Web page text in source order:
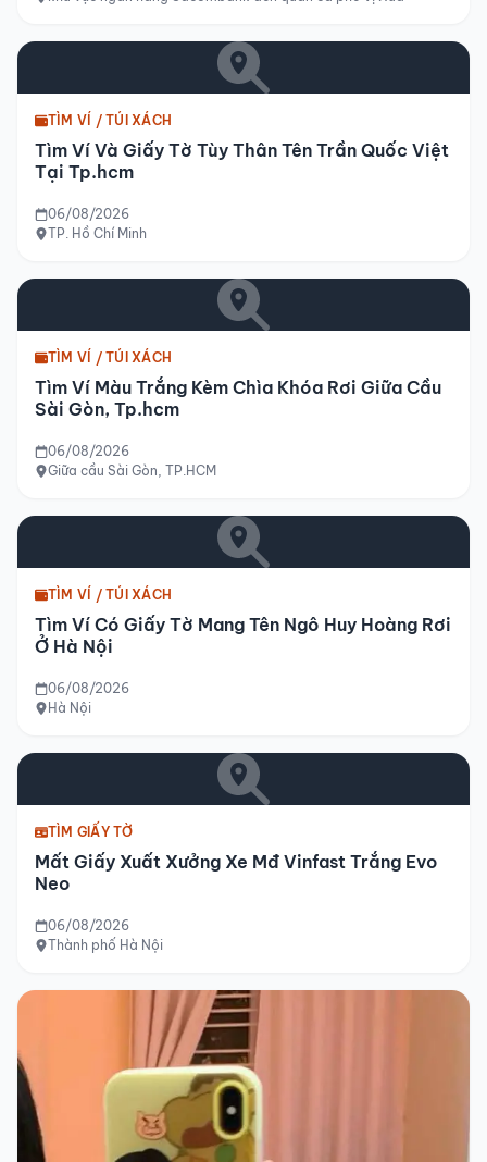
TÌM VÍ / TÚI XÁCH
Tìm Ví Và Giấy Tờ Tùy Thân Tên Trần Quốc Việt
Tại Tp.hcm
06/08/2026
TP. Hồ Chí Minh
TÌM VÍ / TÚI XÁCH
Tìm Ví Màu Trắng Kèm Chìa Khóa Rơi Giữa Cầu
Sài Gòn, Tp.hcm
06/08/2026
Giữa cầu Sài Gòn, TP.HCM
TÌM VÍ / TÚI XÁCH
Tìm Ví Có Giấy Tờ Mang Tên Ngô Huy Hoàng Rơi
Ở Hà Nội
06/08/2026
Hà Nội
TÌM GIẤY TỜ
Mất Giấy Xuất Xưởng Xe Mđ Vinfast Trắng Evo
Neo
06/08/2026
Thành phố Hà Nội